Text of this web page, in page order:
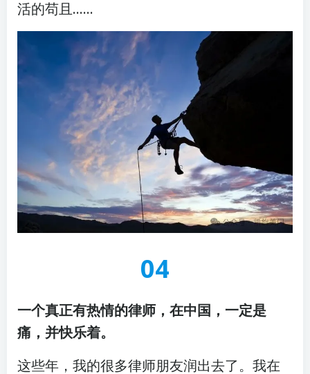
活的苟且……
04
一个真正有热情的律师，在中国，一定是
痛，并快乐着。
这些年，我的很多律师朋友润出去了。我在